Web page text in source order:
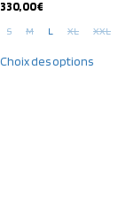
330,00€
S
M L XL XXL
Choix des options